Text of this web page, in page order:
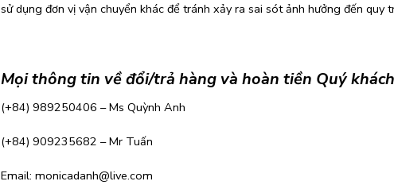
sử dụng đơn vị vận chuyển khác để tránh xảy ra sai sót ảnh hưởng đến quy
Mọi thông tin về đổi/trả hàng và hoàn tiền Quý
(+84) 989250406 – Ms Quỳnh Anh
(+84) 909235682 – Mr Tuấn
Email: monicadanh@live.com